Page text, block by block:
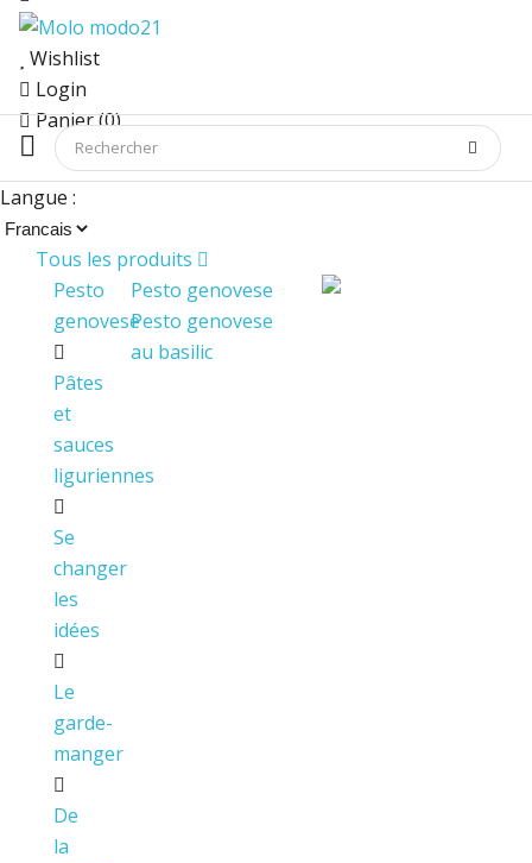
Wishlist
Login
Panier (0)
Langue :
Tous les produits
Pesto
genovese
Pâtes
et
sauces
liguriennes
Se
changer
les
idées
Le
garde-
manger
De
la
Pesto genovese
Pesto genovese
au basilic